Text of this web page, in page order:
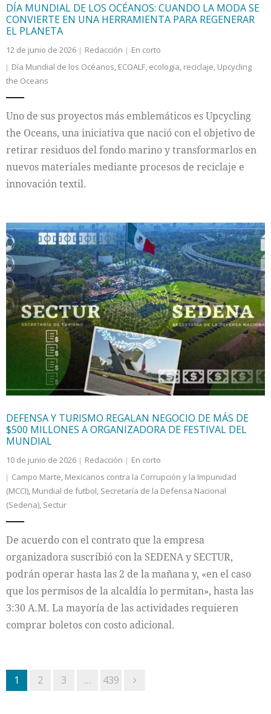
DÍA MUNDIAL DE LOS OCÉANOS: CUANDO LA MODA SE
CONVIERTE EN UNA HERRAMIENTA PARA REGENERAR
EL PLANETA
12 de junio de 2026 Redacción
En corto
Día Mundial de los Océanos, ECOALF, ecologia, reciclaje, Upcycling
the Oceans
Uno de sus proyectos más emblemáticos es Upcycling
the Oceans, una iniciativa que nació con el objetivo de
retirar residuos del fondo marino y transformarlos en
nuevos materiales mediante procesos de reciclaje e
innovación textil.
DEFENSA Y TURISMO REGALAN NEGOCIO DE MÁS DE
$500 MILLONES A ORGANIZADORA DE FESTIVAL DEL
MUNDIAL
10 de junio de 2026 Redacción
En corto
Campo Marte, Mexicanos contra la Corrupción y la Impunidad
(MCCI), Mundial de futbol, Secretaría de la Defensa Nacional
(Sedena), Sectur
De acuerdo con el contrato que la empresa
organizadora suscribió con la SEDENA y SECTUR,
podrán operar hasta las 2 de la mañana y, «en el caso
que los permisos de la alcaldía lo permitan», hasta las
3:30 A.M. La mayoría de las actividades requieren
comprar boletos con costo adicional.
1 2 3 … 439